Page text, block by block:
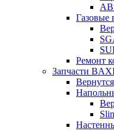
Газовые
Ремонт
Запчасти
Вернутся